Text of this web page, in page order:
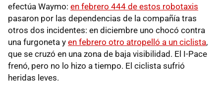
efectúa Waymo: en febrero 444 de estos robotaxis
pasaron por las dependencias de la compañía tras
otros dos incidentes: en diciembre uno chocó contra
una furgoneta y en febrero otro atropelló a un ciclista,
que se cruzó en una zona de baja visibilidad. El I-Pace
frenó, pero no lo hizo a tiempo. El ciclista sufrió
heridas leves.